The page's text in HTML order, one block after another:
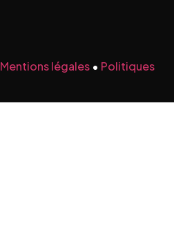
Mentions légales • Politiques